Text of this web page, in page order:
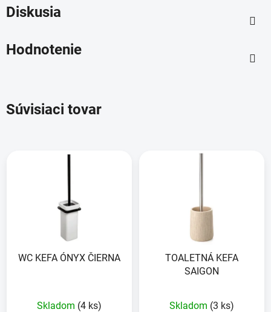
Diskusia
Hodnotenie
Súvisiaci tovar
WC KEFA ÓNYX ČIERNA
Skladom (4 ks)
TOALETNÁ KEFA
SAIGON
Skladom (3 ks)